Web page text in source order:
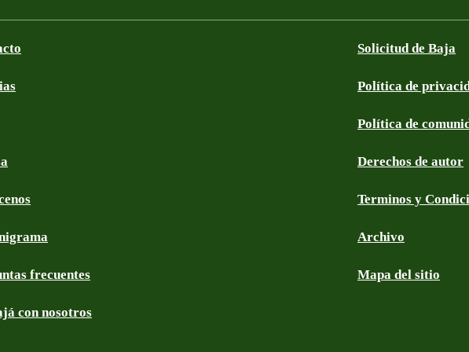
frecuentes
con nosotros
Solicitud de Baja
Política de
Política de
Derechos de autor
Terminos y
Archivo
Mapa del sitio